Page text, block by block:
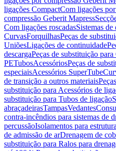
ligações CompactCom ligações
compressão Geberit Mapress
Com ligações roscadasSistemas
CurvasForquilhasPeças de
UniõesLigações de continuidade
descargaPeças de substituição
PETubosAcessóriosPeças de
especiaisAcessórios SuperTube
de transição a outros materiais
substituição para Acessórios de
substituição para Tubos de ligação
abraçadeirasTampasVedantes
contra-incêndios para sistemas de
percussãoIsolamentos para
de admissão de arDrenagem de
substituição para Ralos para